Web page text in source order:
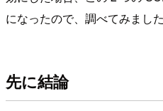
になったので、調べてみました
先に結論